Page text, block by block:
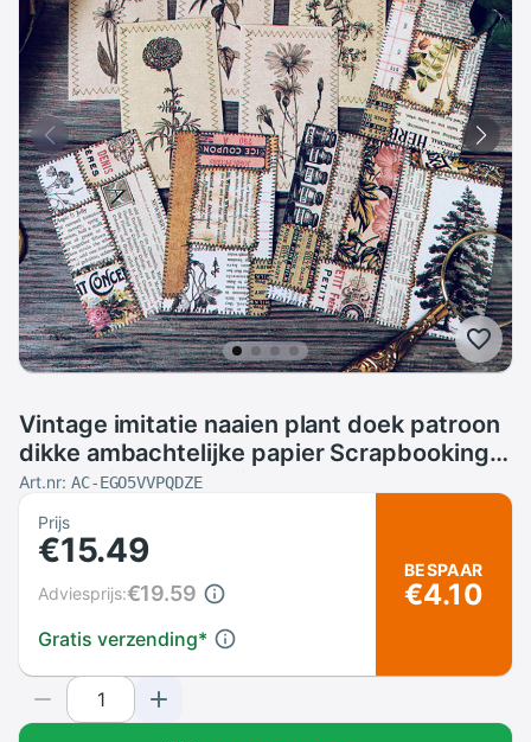
Vintage imitatie naaien plant doek patroon
dikke ambachtelijke papier Scrapbooking
decoratie DIY creatieve Journal Dagboek
Planner Kaart
Art.nr: AC-EGO5VVPQDZE
Prijs
€15.49
Gratis verzending*
Adviesprijs:€19.59
BESPAAR
€4.10